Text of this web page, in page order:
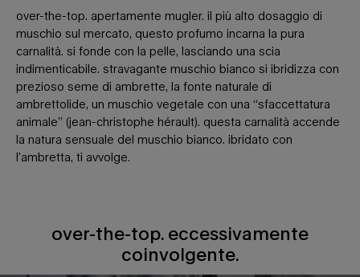
over-the-top. apertamente mugler. il più alto dosaggio di
muschio sul mercato, questo profumo incarna la pura
carnalità. si fonde con la pelle, lasciando una scia
indimenticabile. stravagante muschio bianco si ibridizza con
prezioso seme di ambrette, la fonte naturale di
ambrettolide, un muschio vegetale con una “sfaccettatura
animale” (jean-christophe hérault). questa carnalità accende
la natura sensuale del muschio bianco. ibridato con
l’ambretta, ti avvolge.
over-the-top. eccessivamente
coinvolgente.